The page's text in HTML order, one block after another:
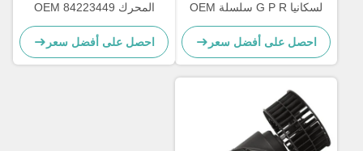
لسكانيا G P R سلسلة OEM
1854876 2195206 1854877
DDSC003TT
احصل على أفضل سعر
المحرك OEM 84223449
82349000 7482349000
احصل على أفضل سعر